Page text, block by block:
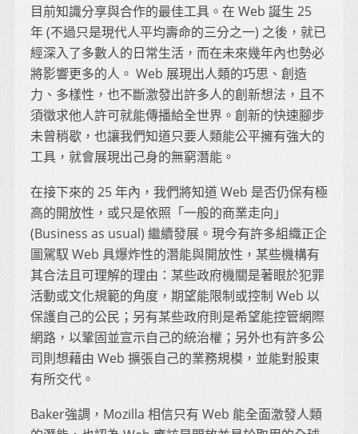
目前知識分享與合作的最佳工具。在 Web 誕生 25
年 (不過只是現代人平均壽命的三分之一) 之後，就已
經深入了多數人的日常生活，而在未來幾年內也勢必
將影響更多的人。 Web 展現出人類的巧思、創造
力、多樣性，也不斷激發出許多人的創新想法，且不
須徵求他人許可就能傳播給全世界。創新的快速腳步
未曾稍歇，也讓我們知道只要人類能公平擁有強大的
工具，就會展現出己身的無窮潛能。
在接下來的 25 年內，我們將知道 Web 是否仍保有極
高的開放性，或只是依照「一般的商業走向」
(Business as usual) 繼續發展。現今有許多組織正企
圖駕馭 Web 具爆炸性的潛能與開放性，某些機構有
其合法且可理解的理由：某些政府機關是著眼於犯罪
活動或文化規範的角度，期望能限制或控制 Web 以
保護自己的公民；另有某些政府則是希望能控管網際
網路，以鞏固並宣示自己的統治權；另外也有許多公
司則想藉由 Web 擴張自己的業務規模，並能對股東
有所交代。
Baker強調，Mozilla 相信只有 Web 能全面激發人類